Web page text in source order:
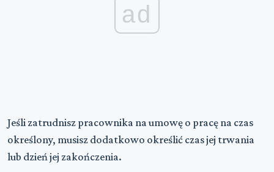
ad
Jeśli zatrudnisz pracownika naumowę o pracę na czas
określony, musisz dodatkowo określić czas jej trwania
lub dzień jej zakończenia.